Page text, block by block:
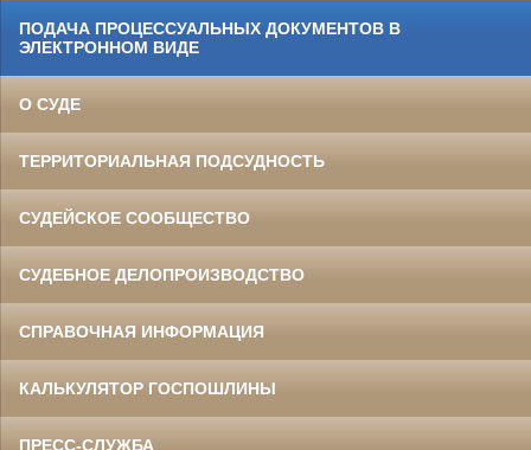
ПОДАЧА ПРОЦЕССУАЛЬНЫХ ДОКУМЕНТОВ В
ЭЛЕКТРОННОМ ВИДЕ
О СУДЕ
ТЕРРИТОРИАЛЬНАЯ ПОДСУДНОСТЬ
СУДЕЙСКОЕ СООБЩЕСТВО
СУДЕБНОЕ ДЕЛОПРОИЗВОДСТВО
СПРАВОЧНАЯ ИНФОРМАЦИЯ
КАЛЬКУЛЯТОР ГОСПОШЛИНЫ
ПРЕСС-СЛУЖБА